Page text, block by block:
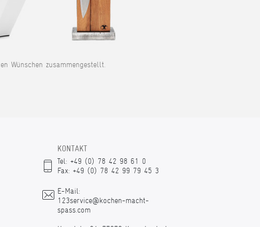
Wünschen zusammengestellt.
KONTAKT
Tel: +49 (0) 78 42 98 61 0
Fax: +49 (0) 78 42 99 79 45 3
E-Mail:
123service@kochen-macht-
spass.com